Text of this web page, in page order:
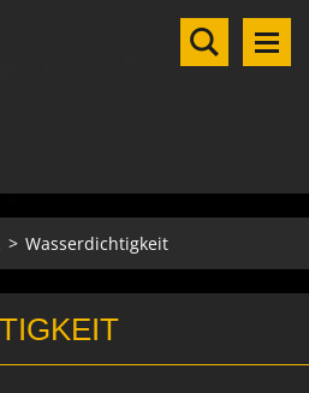
> Wasserdichtigkeit